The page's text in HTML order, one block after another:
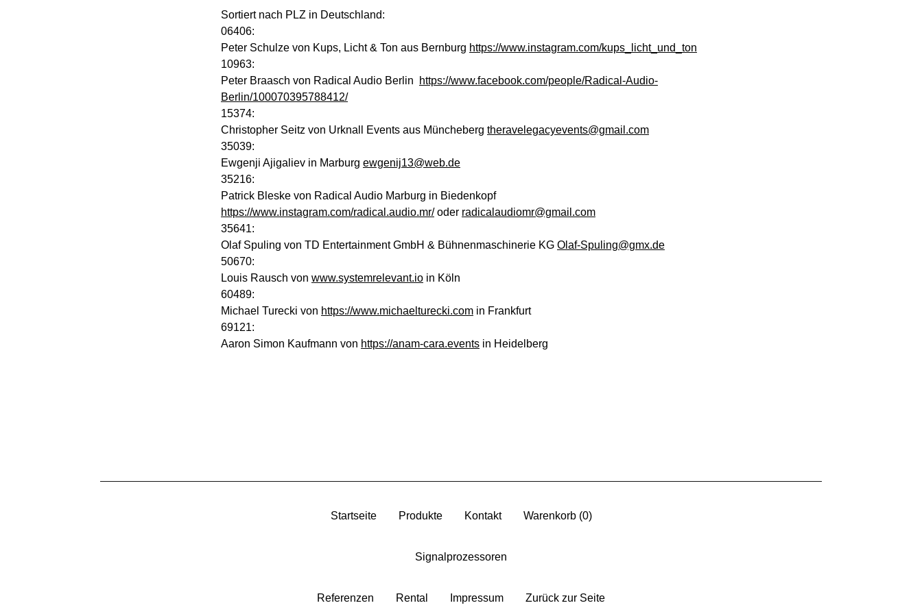
Sortiert nach PLZ in Deutschland:
06406:
Peter Schulze von Kups, Licht & Ton aus Bernburg https://www.instagram.com/kups_licht_und_ton
10963:
Peter Braasch von Radical Audio Berlin
https://www.facebook.com/people/Radical-Audio-
Berlin/100070395788412/
15374:
Christopher Seitz von Urknall Events aus Müncheberg theravelegacyevents@gmail.com
35039:
Ewgenji Ajigaliev in Marburg ewgenij13@web.de
35216:
Patrick Bleske von Radical Audio Marburg in Biedenkopf
https://www.instagram.com/radical.audio.mr/oder radicalaudiomr@gmail.com
35641:
Olaf Spuling von TD Entertainment GmbH & Bühnenmaschinerie KG Olaf-Spuling@gmx.de
50670:
Louis Rausch von www.systemrelevant.io in Köln
60489:
Michael Turecki von https://www.michaelturecki.com in Frankfurt
69121:
Aaron Simon Kaufmann von https://anam-cara.events in Heidelberg
Startseite Produkte Kontakt Warenkorb (0)
Signalprozessoren
Referenzen Rental Impressum Zurück zur Seite